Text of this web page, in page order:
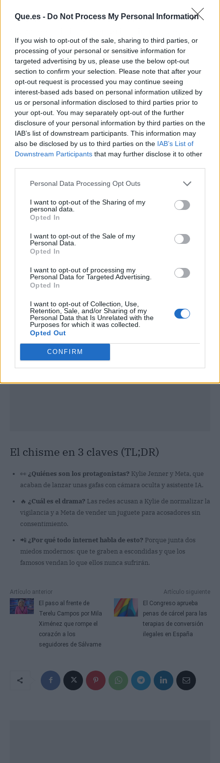
Que.es - Do Not Process My Personal Information
If you wish to opt-out of the sale, sharing to third parties, or
processing of your personal or sensitive information for
targeted advertising by us, please use the below opt-out
section to confirm your selection. Please note that after your
opt-out request is processed you may continue seeing
interest-based ads based on personal information utilized by
us or personal information disclosed to third parties prior to
your opt-out. You may separately opt-out of the further
disclosure of your personal information by third parties on the
IAB’s list of downstream participants. This information may
also be disclosed by us to third parties on the IAB’s List of
Downstream Participants that may further disclose it to other
Personal Data Processing Opt Outs
I want to opt-out of the Sharing of my
personal data.
Opted In
I want to opt-out of the Sale of my
Personal Data.
Opted In
I want to opt-out of processing my
Personal Data for Targeted Advertising.
Opted In
I want to opt-out of Collection, Use,
Retention, Sale, and/or Sharing of my
Personal Data that Is Unrelated with the
Purposes for which it was collected.
Opted Out
CONFIRM
Mientras Meta y Kylie guardan silencio
cierre), el debate queda abierto. ¿Vamos a
permitir que cualquier paseante lleve una
cámara encubierta solo porque es
«inteligente»? Las próximas semanas dirán si
la polémica fuerza a Meta a cambiar el diseño o
si, como casi siempre, el ruido dura lo que un
story.
Publicidad
El chisme en 3 claves (TL;DR)
👀 ¿Quiénes son los protagonistas? Kylie Jenner y Meta, que
acaban de lanzar unas gafas con cámara oculta y asistente IA.
🔥 ¿Cuál es el drama? Las redes acusan a Kylie de normalizar la
vigilancia y a Meta de vender un juguete para acosadores sin
consentimiento.
📲 ¿Por qué todo internet habla de esto? Porque junta dos
miedos modernos: que te graben a escondidas y que los
famosos vendan lo que ellos nunca sufrirán.
Artículo anterior
El paso al frente de
Terelu Campos por Mila
Ximénez que rompe el
corazón a los
seguidores de Sálvame
Artículo siguiente
El Congreso aprueba
penas de cárcel para las
terapias de conversión
ilegales en España